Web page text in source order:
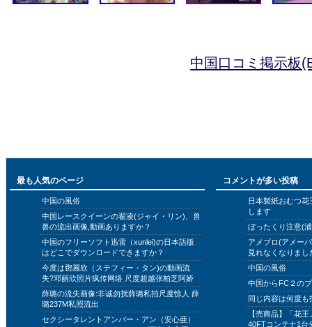
中国口コミ掲示板
最も人気のページ
中国の風俗
中国レースクイーンの翟凌(ジャイ・リン)、兽
兽の流出画像,動画ありますか？
中国のフリーソフト迅雷（xunlei)の日本語版
はどこでダウンロードできますか？
今度は鄧麗欣（ステフィー・タン)の動画流
失?邓丽欣照片疯传网络 尺度超越张柏芝阿娇
薛璐の流失画像:非诚勿扰薛璐私拍尺度惊人 薛
璐237M私照流出
セクシータレントアンバー・アン（安心亜）
コメントが多い投稿
日本製紙おむつ
します
ぼったくり注意(
アメブロ(アメー
見れなくなりまし
中国の風俗
中国からFC２の
同じ内容は何度
【売商品】「花
40FTコンテナ1台